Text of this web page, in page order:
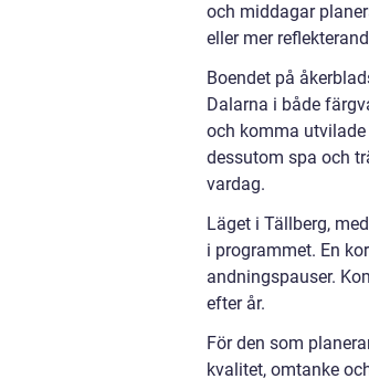
och middagar
eller mer
Boendet på
Dalarna i både
och komma
dessutom spa och
vardag.
Läget i Tällberg,
i programmet. En
andningspauser.
efter år.
För den som
kvalitet, omtanke